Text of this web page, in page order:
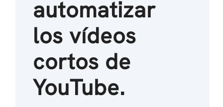
automatizar
los vídeos
cortos de
YouTube.